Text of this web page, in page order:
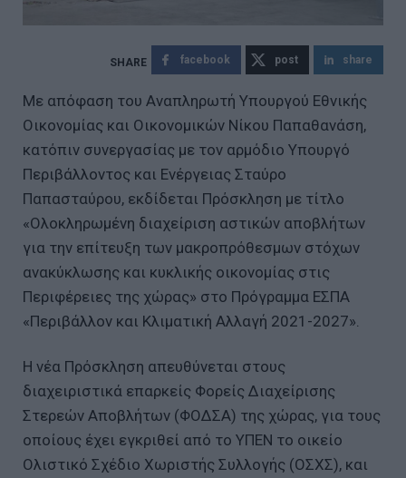
facebook post share
Με απόφαση του Αναπληρωτή Υπουργού Εθνικής
Οικονομίας και Οικονομικών Νίκου Παπαθανάση,
κατόπιν συνεργασίας με τον αρμόδιο Υπουργό
Περιβάλλοντος και Ενέργειας Σταύρο
Παπασταύρου, εκδίδεται Πρόσκληση με τίτλο
«Ολοκληρωμένη διαχείριση αστικών αποβλήτων
για την επίτευξη των μακροπρόθεσμων στόχων
ανακύκλωσης και κυκλικής οικονομίας στις
Περιφέρειες της χώρας» στο Πρόγραμμα ΕΣΠΑ
«Περιβάλλον και Κλιματική Αλλαγή 2021-2027».
Η νέα Πρόσκληση απευθύνεται στους
διαχειριστικά επαρκείς Φορείς Διαχείρισης
Στερεών Αποβλήτων (ΦΟΔΣΑ) της χώρας, για τους
οποίους έχει εγκριθεί από το ΥΠΕΝ το οικείο
Ολιστικό Σχέδιο Χωριστής Συλλογής (ΟΣΧΣ), και